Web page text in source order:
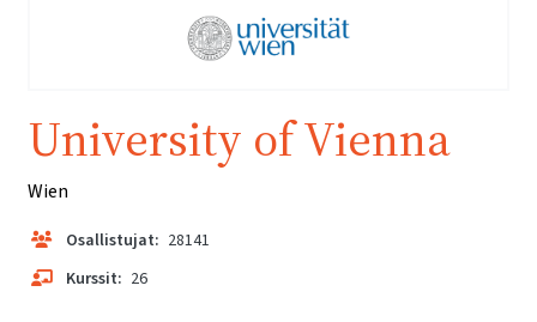
University of Vienna
Wien
Osallistujat: 28141
Kurssit: 26